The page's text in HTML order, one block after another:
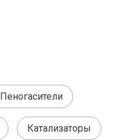
Пеногасители
Катализаторы